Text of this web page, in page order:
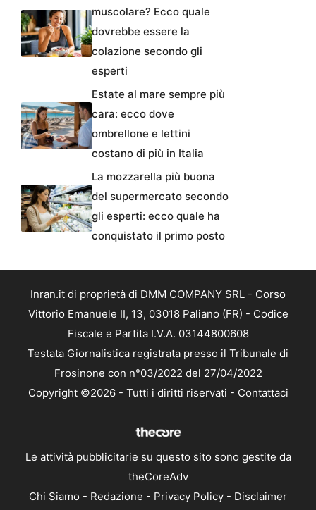
muscolare? Ecco quale
dovrebbe essere la
colazione secondo gli
esperti
Estate al mare sempre più
cara: ecco dove
ombrellone e lettini
costano di più in Italia
La mozzarella più buona
del supermercato secondo
gli esperti: ecco quale ha
conquistato il primo posto
Inran.it di proprietà di DMM COMPANY SRL - Corso
Vittorio Emanuele II, 13, 03018 Paliano (FR) - Codice
Fiscale e Partita I.V.A. 03144800608
Testata Giornalistica registrata presso il Tribunale di
Frosinone con n°03/2022 del 27/04/2022
Copyright ©2026 - Tutti i diritti riservati - Contattaci
Le attività pubblicitarie su questo sito sono gestite da
theCoreAdv
Chi Siamo - Redazione - Privacy Policy - Disclaimer